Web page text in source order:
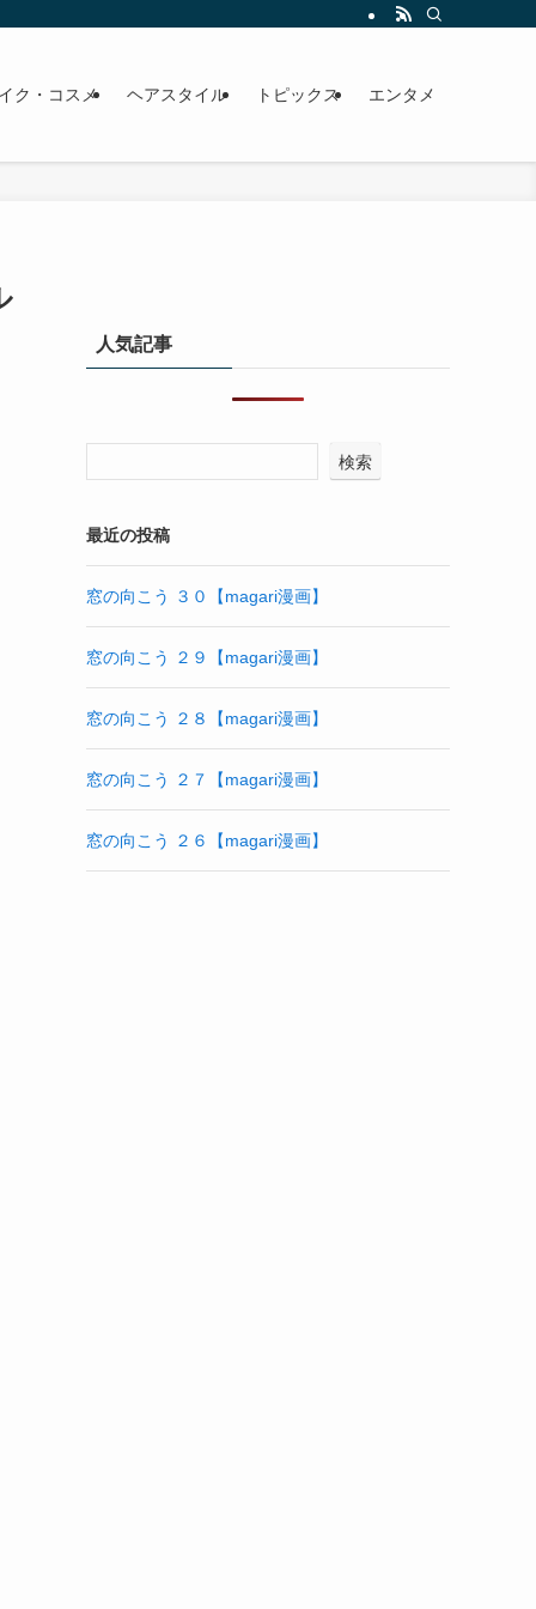
ク・コスメ ヘアスタイル トピックス エンタメ
人気記事
検索
最近の投稿
窓の向こう ３０【magari漫画】
窓の向こう ２９【magari漫画】
窓の向こう ２８【magari漫画】
窓の向こう ２７【magari漫画】
窓の向こう ２６【magari漫画】